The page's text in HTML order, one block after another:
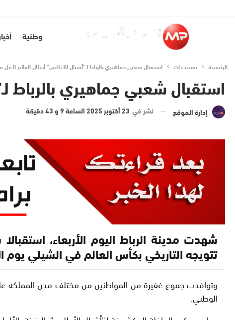
وطنية
الرئيسية مستجدات استقبال شعبي جماهيري بالرباط لـ”أشبال الأطلس” أبطال العالم لأقل من 20
استقبال شعبي جماهيري بالرباط
إدارة الموقع نشر في 23 أكتوبر 2025 الساعة 9 و 43 دقيقة
تتويجه التاريخي بكأس العالم في الشيلي يوم
وتوافدت جموع غفيرة من المواطنين من مختلف مدن المملكة
الوطني.